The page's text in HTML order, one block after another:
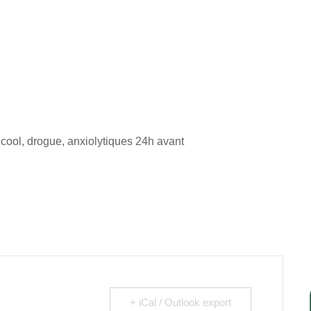
drogue, anxiolytiques 24h avant
+ iCal / Outlook export